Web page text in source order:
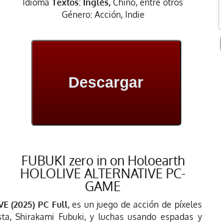
Género: Acción, Indie
Descargar
FUBUKI zero in on Holoearth
HOLOLIVE ALTERNATIVE PC-
GAME
(2025) PC Full, es un juego de acción de píxeles
Shirakami Fubuki, y luchas usando espadas y